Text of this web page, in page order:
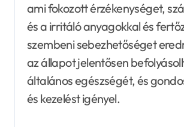
ami fokozott érzékenységet,
és a irritáló anyagokkal és
szembeni sebezhetőséget
az állapot jelentősen
általános egészségét, és
és kezelést igényel.